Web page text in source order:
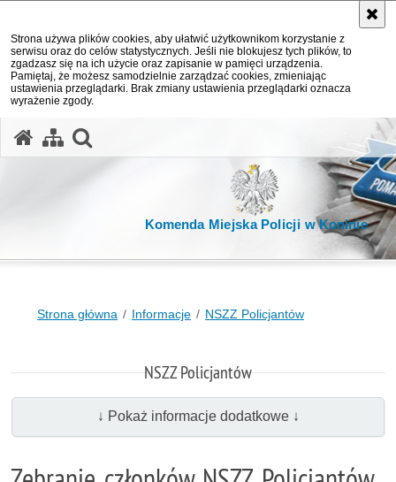
Strona używa plików cookies, aby ułatwić użytkownikom korzystanie z
serwisu oraz do celów statystycznych. Jeśli nie blokujesz tych plików, to
zgadzasz się na ich użycie oraz zapisanie w pamięci urządzenia.
Pamiętaj, że możesz samodzielnie zarządzać cookies, zmieniając
ustawienia przeglądarki. Brak zmiany ustawienia przeglądarki oznacza
wyrażenie zgody.
Komenda Miejska Policji w Koninie
Strona główna Informacje NSZZ Policjantów
NSZZ Policjantów
↓ Pokaż informacje dodatkowe ↓